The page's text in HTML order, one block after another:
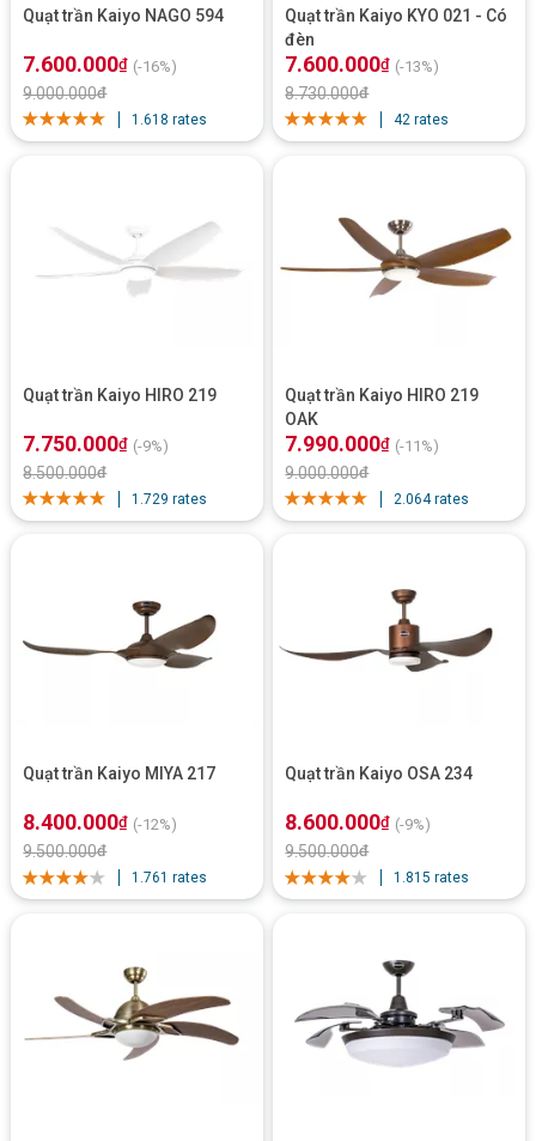
Quạt trần Kaiyo NAGO 594
7.600.000₫ (-16%)
9.000.000₫
1.618 rates
Quạt trần Kaiyo KYO 021 - Có
đèn
7.600.000₫ (-13%)
8.730.000₫
42 rates
Quạt trần Kaiyo HIRO 219
7.750.000₫ (-9%)
8.500.000₫
1.729 rates
Quạt trần Kaiyo HIRO 219
OAK
7.990.000₫ (-11%)
9.000.000₫
2.064 rates
Quạt trần Kaiyo MIYA 217
8.400.000₫ (-12%)
9.500.000₫
1.761 rates
Quạt trần Kaiyo OSA 234
8.600.000₫ (-9%)
9.500.000₫
1.815 rates